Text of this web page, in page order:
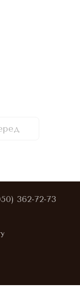
362-72-73